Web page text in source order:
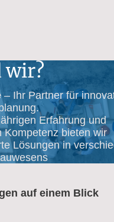
– Ihr Partner für
Erfahrung und
Kompetenz bieten wir
Lösungen in
wir?
auf einem Blick